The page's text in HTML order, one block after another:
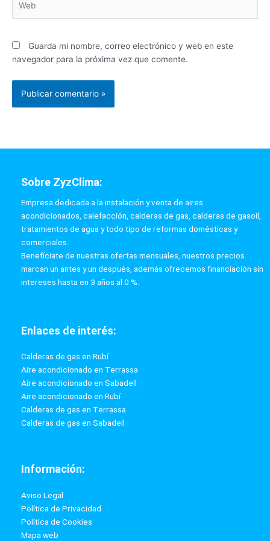
Guarda mi nombre, correo electrónico y web en este
navegador para la próxima vez que comente.
Sobre ZyzClima:
Empresa dedicada a la instalación y venta de aires
acondicionados, calefacción, calderas de gas, calderas de gasoil,
tratamientos de agua y todo tipo de reformas domésticas y
comerciales.
Benefíciate de nuestras ofertas mensuales, nuestros precios
marcan un antes y un después, además ofrecemos financiación sin
intereses hasta en 3 años al 0 %.
Enlaces de interés:
Calderas de gas en Rubí
Aire acondicionado en Terrassa
Aire acondicionado en Sabadell
Aire acondicionado en Rubí
Calderas de gas en Terrassa
Calderas de gas en Sabadell
Información:
Aviso Legal
Política de Privacidad
Política de Cookies
Mapa web